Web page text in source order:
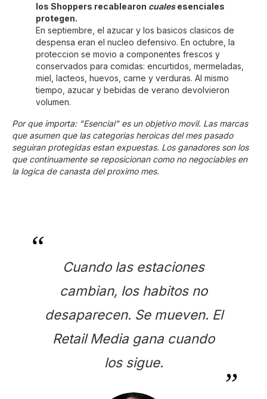
los Shoppers recablearon cualesesenciales
protegen.
En septiembre, el azucar y los basicos clasicos de
despensa eran el nucleo defensivo. En octubre, la
proteccion se movio a componentes frescos y
conservados para comidas: encurtidos, mermeladas,
miel, lacteos, huevos, carne y verduras. AI mismo
tiempo, azucar y bebidas de verano devolvieron
volumen.
Por que importa: "Esencial" es un objetivo movil. Las marcas
que asumen que las categorias heroicas del mes pasado
seguiran protegidas estan expuestas. Los ganadores son los
que continuamente se reposicionan como no negociables en
la logica de canasta del proximo mes.
Cuando las estaciones
cambian, los habitos no
desaparecen. Se mueven. El
Retail Media gana cuando
los sigue.